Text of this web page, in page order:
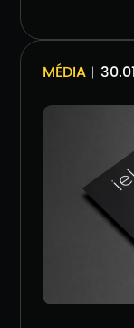
MÉDIA